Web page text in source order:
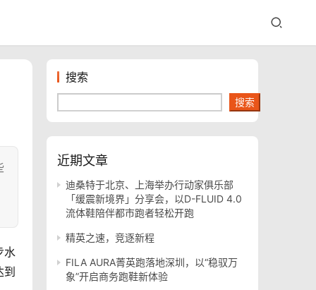
水
搜索
搜索
近期文章
迪桑特于北京、上海举办行动家俱乐部
「缓震新境界」分享会，以D-FLUID 4.0
流体鞋陪伴都市跑者轻松开跑
精英之速，竞逐新程
FILA AURA菁英跑落地深圳，以“稳驭万
象”开启商务跑鞋新体验